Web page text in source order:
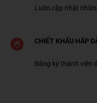
Luôn cập nhật
CHIẾT KHẤU HẤP
Đăng ký thành viên